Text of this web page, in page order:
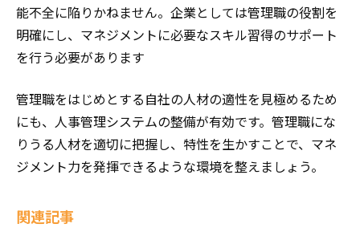
能不全に陥りかねません。企業としては管理職の役割を
明確にし、マネジメントに必要なスキル習得のサポート
を行う必要があります
管理職をはじめとする自社の人材の適性を見極めるため
にも、人事管理システムの整備が有効です。管理職にな
りうる人材を適切に把握し、特性を生かすことで、マネ
ジメント力を発揮できるような環境を整えましょう。
関連記事